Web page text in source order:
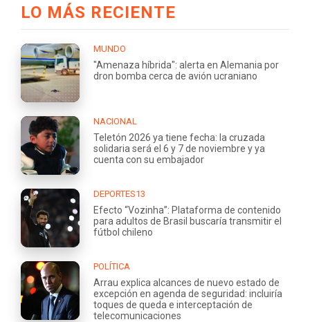
LO MÁS RECIENTE
MUNDO
"Amenaza híbrida": alerta en Alemania por
dron bomba cerca de avión ucraniano
NACIONAL
Teletón 2026 ya tiene fecha: la cruzada
solidaria será el 6 y 7 de noviembre y ya
cuenta con su embajador
DEPORTES13
Efecto “Vozinha”: Plataforma de contenido
para adultos de Brasil buscaría transmitir el
fútbol chileno
POLÍTICA
Arrau explica alcances de nuevo estado de
excepción en agenda de seguridad: incluiría
toques de queda e interceptación de
telecomunicaciones